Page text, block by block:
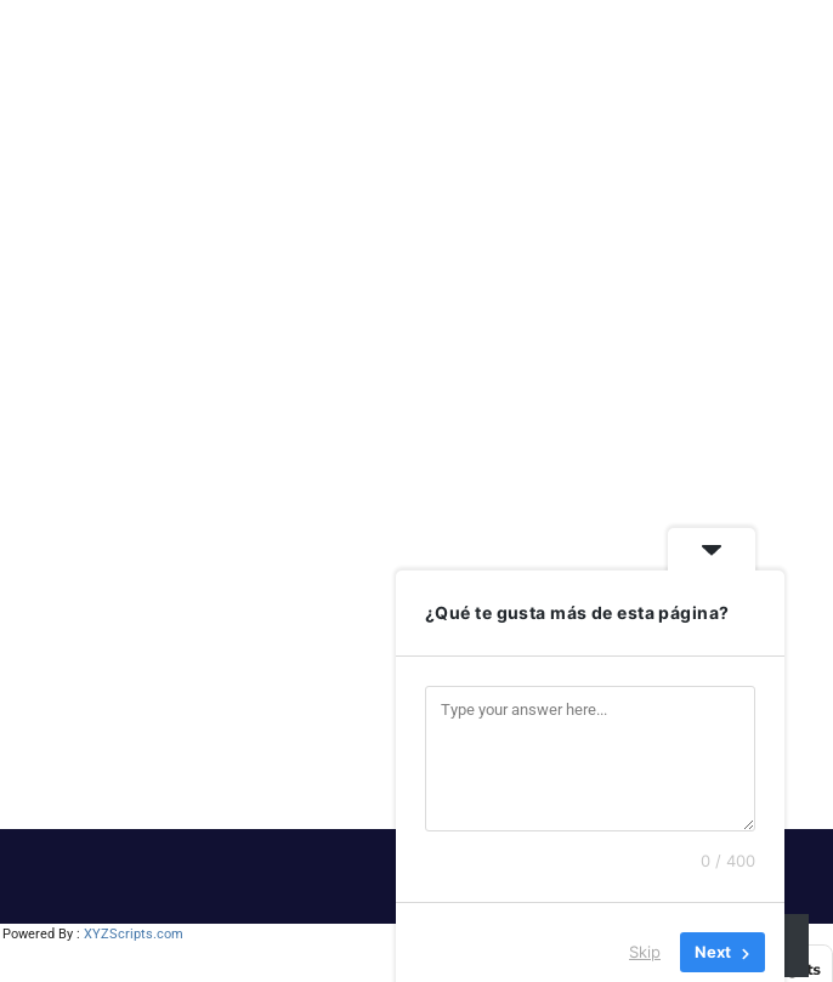
Powered By : XYZScripts.com SUSCRIBIRSE
¿Qué te gusta más de esta página?
0 / 400
Skip Next